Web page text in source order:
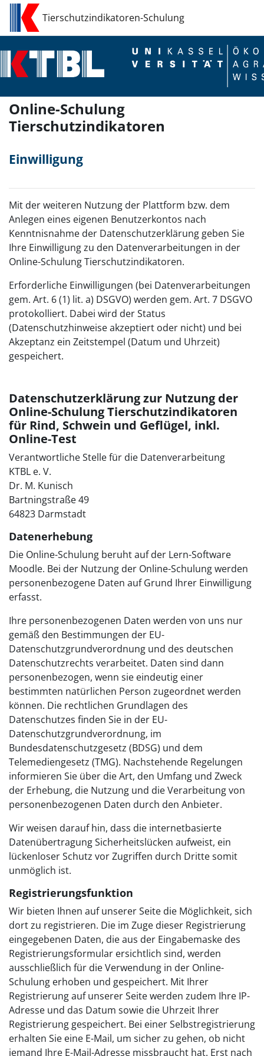
Zum Hauptinhalt
Tierschutzindikatoren-Schulung
Online-Schulung
Tierschutzindikatoren
Einwilligung
Mit der weiteren Nutzung der Plattform bzw. dem
Anlegen eines eigenen Benutzerkontos nach
Kenntnisnahme der Datenschutzerklärung geben Sie
Ihre Einwilligung zu den Datenverarbeitungen in der
Online-Schulung Tierschutzindikatoren.
Erforderliche Einwilligungen (bei Datenverarbeitungen
gem. Art. 6 (1) lit. a) DSGVO) werden gem. Art. 7 DSGVO
protokolliert. Dabei wird der Status
(Datenschutzhinweise akzeptiert oder nicht) und bei
Akzeptanz ein Zeitstempel (Datum und Uhrzeit)
gespeichert.
Datenschutzerklärung zur Nutzung der
Online-Schulung Tierschutzindikatoren
für Rind, Schwein und Geflügel, inkl.
Online-Test
Verantwortliche Stelle für die Datenverarbeitung
KTBL e. V.
Dr. M. Kunisch
Bartningstraße 49
64823 Darmstadt
Datenerhebung
Die Online-Schulung beruht auf der Lern-Software
Moodle. Bei der Nutzung der Online-Schulung werden
personenbezogene Daten auf Grund Ihrer Einwilligung
erfasst.
Ihre personenbezogenen Daten werden von uns nur
gemäß den Bestimmungen der EU-
Datenschutzgrundverordnung und des deutschen
Datenschutzrechts verarbeitet. Daten sind dann
personenbezogen, wenn sie eindeutig einer
bestimmten natürlichen Person zugeordnet werden
können. Die rechtlichen Grundlagen des
Datenschutzes finden Sie in der EU-
Datenschutzgrundverordnung, im
Bundesdatenschutzgesetz (BDSG) und dem
Telemediengesetz (TMG). Nachstehende Regelungen
informieren Sie über die Art, den Umfang und Zweck
der Erhebung, die Nutzung und die Verarbeitung von
personenbezogenen Daten durch den Anbieter.
Wir weisen darauf hin, dass die internetbasierte
Datenübertragung Sicherheitslücken aufweist, ein
lückenloser Schutz vor Zugriffen durch Dritte somit
unmöglich ist.
Registrierungsfunktion
Wir bieten Ihnen auf unserer Seite die Möglichkeit, sich
dort zu registrieren. Die im Zuge dieser Registrierung
eingegebenen Daten, die aus der Eingabemaske des
Registrierungsformular ersichtlich sind, werden
ausschließlich für die Verwendung in der Online-
Schulung erhoben und gespeichert. Mit Ihrer
Registrierung auf unserer Seite werden zudem Ihre IP-
Adresse und das Datum sowie die Uhrzeit Ihrer
Registrierung gespeichert. Bei einer Selbstregistrierung
erhalten Sie eine E-Mail, um sicher zu gehen, ob nicht
jemand Ihre E-Mail-Adresse missbraucht hat. Erst nach